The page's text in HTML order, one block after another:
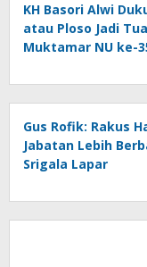
KH Basori Alwi
atau Ploso Jadi
Muktamar NU ke-
Gus Rofik: Rakus
Jabatan Lebih
Srigala Lapar